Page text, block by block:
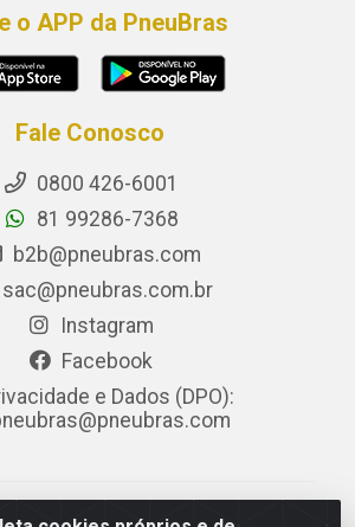
o APP da PneuBras
Fale Conosco
0800 426-6001
81 99286-7368
b2b@pneubras.com
sac@pneubras.com.br
Instagram
Facebook
e Dados (DPO):
Rodovia BR-101, KM 82 - Prazeres,